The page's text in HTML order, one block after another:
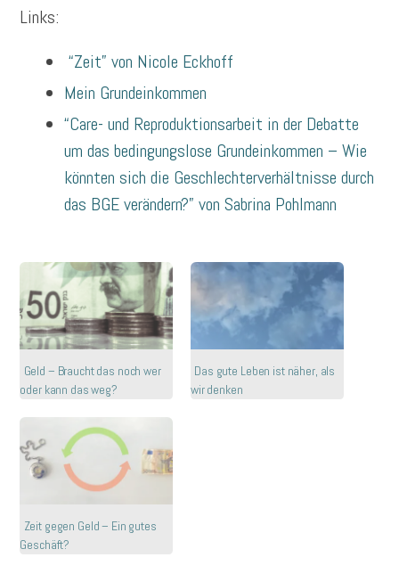
Links:
“Zeit” von Nicole Eckhoff
Mein Grundeinkommen
“Care- und Reproduktionsarbeit in der Debatte
um das bedingungslose Grundeinkommen – Wie
könnten sich die Geschlechterverhältnisse durch
das BGE verändern?” von Sabrina Pohlmann
Geld – Braucht das noch wer
oder kann das weg?
Das gute Leben ist näher, als
wir denken
Zeit gegen Geld – Ein gutes
Geschäft?